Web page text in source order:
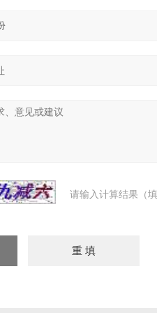
请输入计算结果（